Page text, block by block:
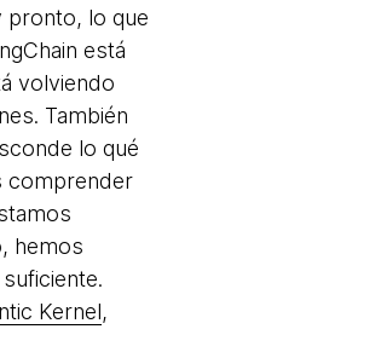
pronto, lo que
está
volviendo
También
lo qué
comprender
hemos
Kernel,